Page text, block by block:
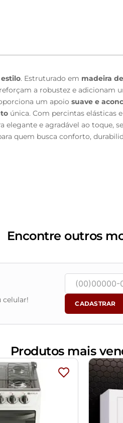
. Estruturado em madeira
a robustez e adicionam
um apoio suave e
única. Com percintas elásticas
e agradável ao toque,
quem busca conforto,
de decoração e eletros
por conta do tratamento de
total segurança
se de que passará
Encontre outros
celular! CADASTRAR
Produtos mais